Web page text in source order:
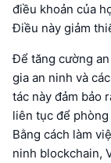
điều khoản của
Điều này giảm
Để tăng cường
gia an ninh và
tác này đảm bảo
liên tục để
Bằng cách làm
ninh blockchain,